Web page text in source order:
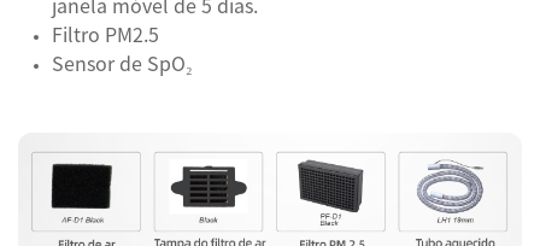
janela móvel de 5 dias.
Filtro PM2.5
Sensor de SpO₂